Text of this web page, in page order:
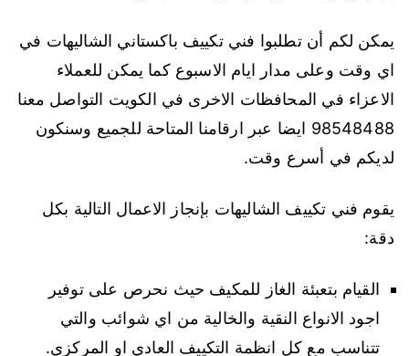
يمكن لكم أن تطلبوا فني تكييف باكستاني الشاليهات في
اي وقت وعلى مدار ايام الاسبوع كما يمكن للعملاء
الاعزاء في المحافظات الاخرى في الكويت التواصل معنا
98548488 ايضا عبر ارقامنا المتاحة للجميع وسنكون
لديكم في أسرع وقت.
يقوم فني تكييف الشاليهات بإنجاز الاعمال التالية بكل
دقة:
القيام بتعبئة الغاز للمكيف حيث نحرص على توفير
اجود الانواع النقية والخالية من اي شوائب والتي
تتناسب مع كل انظمة التكييف العادي او المركزي.